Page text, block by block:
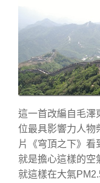
這一首改編自毛澤
位最具影響力人物
片《穹頂之下》
就是擔心這樣的空
就這樣在大氣